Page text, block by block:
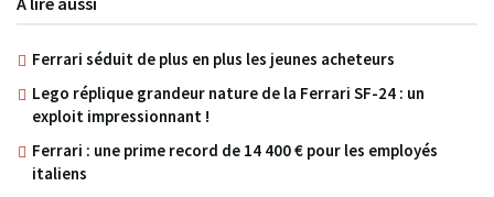
Ferrari séduit de plus en plus les jeunes acheteurs
Lego réplique grandeur nature de la Ferrari SF-24 : un
exploit impressionnant !
Ferrari : une prime record de 14 400 € pour les employés
italiens